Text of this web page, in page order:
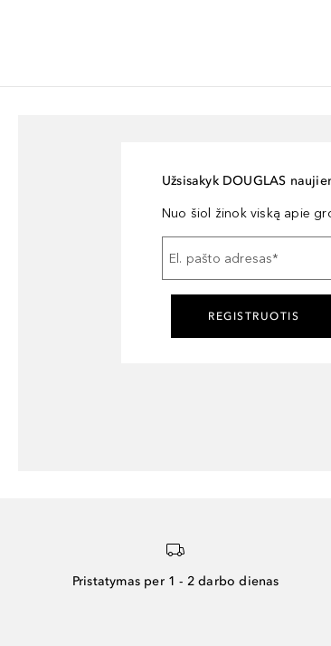
Užsisakyk DOUGLAS
Nuo šiol žinok viską apie
El. pašto adresas*
REGISTRUOTIS
Pristatymas per 1 - 2 darbo dienas